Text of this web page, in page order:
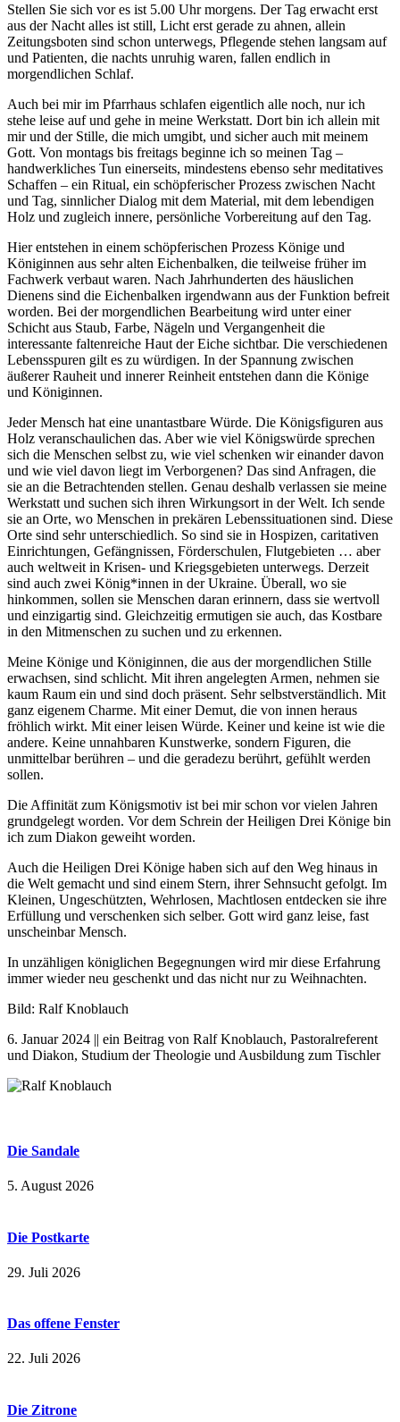
Stellen Sie sich vor es ist 5.00 Uhr morgens. Der Tag erwacht erst
aus der Nacht alles ist still, Licht erst gerade zu ahnen, allein
Zeitungsboten sind schon unterwegs, Pflegende stehen langsam auf
und Patienten, die nachts unruhig waren, fallen endlich in
morgendlichen Schlaf.
Auch bei mir im Pfarrhaus schlafen eigentlich alle noch, nur ich
stehe leise auf und gehe in meine Werkstatt. Dort bin ich allein mit
mir und der Stille, die mich umgibt, und sicher auch mit meinem
Gott. Von montags bis freitags beginne ich so meinen Tag –
handwerkliches Tun einerseits, mindestens ebenso sehr meditatives
Schaffen – ein Ritual, ein schöpferischer Prozess zwischen Nacht
und Tag, sinnlicher Dialog mit dem Material, mit dem lebendigen
Holz und zugleich innere, persönliche Vorbereitung auf den Tag.
Hier entstehen in einem schöpferischen Prozess Könige und
Königinnen aus sehr alten Eichenbalken, die teilweise früher im
Fachwerk verbaut waren. Nach Jahrhunderten des häuslichen
Dienens sind die Eichenbalken irgendwann aus der Funktion befreit
worden. Bei der morgendlichen Bearbeitung wird unter einer
Schicht aus Staub, Farbe, Nägeln und Vergangenheit die
interessante faltenreiche Haut der Eiche sichtbar. Die verschiedenen
Lebensspuren gilt es zu würdigen. In der Spannung zwischen
äußerer Rauheit und innerer Reinheit entstehen dann die Könige
und Königinnen.
Jeder Mensch hat eine unantastbare Würde. Die Königsfiguren aus
Holz veranschaulichen das. Aber wie viel Königswürde sprechen
sich die Menschen selbst zu, wie viel schenken wir einander davon
und wie viel davon liegt im Verborgenen? Das sind Anfragen, die
sie an die Betrachtenden stellen. Genau deshalb verlassen sie meine
Werkstatt und suchen sich ihren Wirkungsort in der Welt. Ich sende
sie an Orte, wo Menschen in prekären Lebenssituationen sind. Diese
Orte sind sehr unterschiedlich. So sind sie in Hospizen, caritativen
Einrichtungen, Gefängnissen, Förderschulen, Flutgebieten … aber
auch weltweit in Krisen- und Kriegsgebieten unterwegs. Derzeit
sind auch zwei König*innen in der Ukraine. Überall, wo sie
hinkommen, sollen sie Menschen daran erinnern, dass sie wertvoll
und einzigartig sind. Gleichzeitig ermutigen sie auch, das Kostbare
in den Mitmenschen zu suchen und zu erkennen.
Meine Könige und Königinnen, die aus der morgendlichen Stille
erwachsen, sind schlicht. Mit ihren angelegten Armen, nehmen sie
kaum Raum ein und sind doch präsent. Sehr selbstverständlich. Mit
ganz eigenem Charme. Mit einer Demut, die von innen heraus
fröhlich wirkt. Mit einer leisen Würde. Keiner und keine ist wie die
andere. Keine unnahbaren Kunstwerke, sondern Figuren, die
unmittelbar berühren – und die geradezu berührt, gefühlt werden
sollen.
Die Affinität zum Königsmotiv ist bei mir schon vor vielen Jahren
grundgelegt worden. Vor dem Schrein der Heiligen Drei Könige bin
ich zum Diakon geweiht worden.
Auch die Heiligen Drei Könige haben sich auf den Weg hinaus in
die Welt gemacht und sind einem Stern, ihrer Sehnsucht gefolgt. Im
Kleinen, Ungeschützten, Wehrlosen, Machtlosen entdecken sie ihre
Erfüllung und verschenken sich selber. Gott wird ganz leise, fast
unscheinbar Mensch.
In unzähligen königlichen Begegnungen wird mir diese Erfahrung
immer wieder neu geschenkt und das nicht nur zu Weihnachten.
Bild: Ralf Knoblauch
6. Januar 2024 || ein Beitrag von Ralf Knoblauch, Pastoralreferent
und Diakon, Studium der Theologie und Ausbildung zum Tischler
Die Sandale
5. August 2026
Die Postkarte
29. Juli 2026
Das offene Fenster
22. Juli 2026
Die Zitrone